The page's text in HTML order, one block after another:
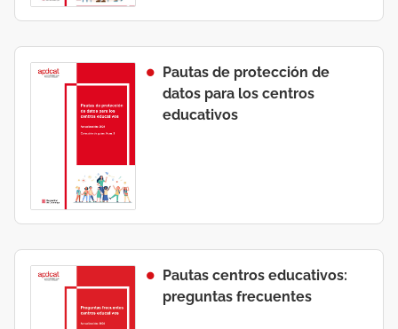
Pautas de protección de
datos para los centros
educativos
Pautas centros educativos:
preguntas frecuentes